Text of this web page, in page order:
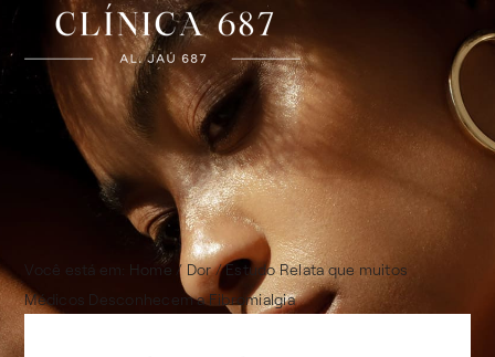
Você está em: Home / Dor/Estudo Relata que muitos
Médicos Desconhecem a Fibromialgia